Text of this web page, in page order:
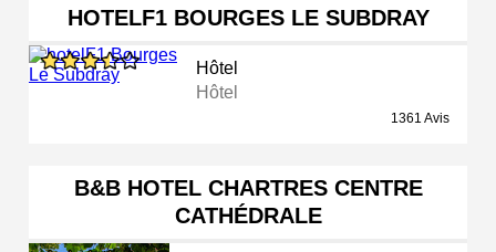
HOTELF1 BOURGES LE SUBDRAY
Hôtel
Hôtel
1361 Avis
B&B HOTEL CHARTRES CENTRE
CATHÉDRALE